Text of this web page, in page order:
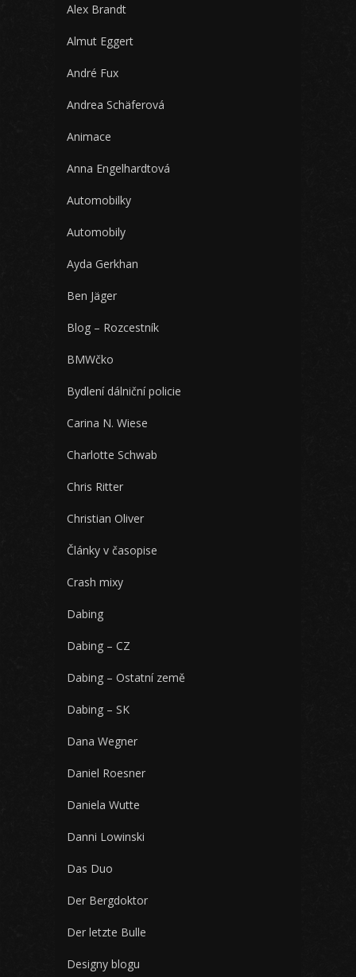
Alex Brandt
Almut Eggert
André Fux
Andrea Schäferová
Animace
Anna Engelhardtová
Automobilky
Automobily
Ayda Gerkhan
Ben Jäger
Blog – Rozcestník
BMWčko
Bydlení dálniční policie
Carina N. Wiese
Charlotte Schwab
Chris Ritter
Christian Oliver
Články v časopise
Crash mixy
Dabing
Dabing – CZ
Dabing – Ostatní země
Dabing – SK
Dana Wegner
Daniel Roesner
Daniela Wutte
Danni Lowinski
Das Duo
Der Bergdoktor
Der letzte Bulle
Designy blogu